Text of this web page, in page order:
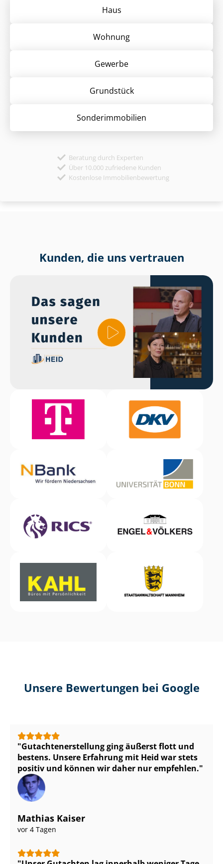
Haus
Wohnung
Gewerbe
Grund­stück
Sonder­immobilien
Beratung durch Experten
Über 10.000 zufriedene Kunden
Kostenlose Immobilienbewertung
Kunden, die uns vertrauen
Unsere Bewertungen bei Google
Gut­ach­ten­er­stel­lung ging äußerst flott und
bestens. Unsere Erfahrung mit Heid war stets
positiv und können wir daher nur empfehlen.
Mathias Kaiser
vor 4 Tagen